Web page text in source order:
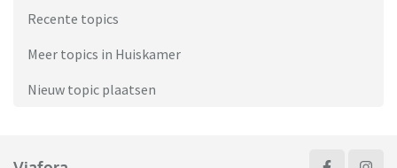
Recente topics
Meer topics in Huiskamer
Nieuw topic plaatsen